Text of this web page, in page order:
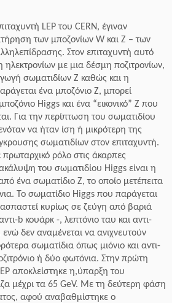
LEP του CERN, έγιναν
των μποζονίων W και Z – των
Στον επιταχυντή αυτό
με μια δέσμη ποζιτρονίων,
σωματιδίων Z καθώς και η
ένα μποζόνιο Z, μπορεί
Higgs και ένα “εικονικό” Ζ που
Για την περίπτωση του σωματιδίου
να ήταν ίση ή μικρότερη της
σωματιδίων στον επιταχυντή.
ρόλο στις άκαρπες
του σωματιδίου Higgs είναι η
ένα σωματίδιο Z, το οποίο μετέπειτα
Το σωματίδιο Higgs που παράγεται
κυρίως σε ζεύγη από βαριά
b κουάρκ -, λεπτόνιο ταυ και αντι-
δεν αναμένεται να ανιχνευτούν
σωματίδια όπως μιόνιο και αντι-
ή δύο φωτόνια. Στην πρώτη
αποκλείστηκε η,ύπαρξη του
μέχρι τα 65 GeV. Με τη δεύτερη φάση
αφού αναβαθμίστηκε ο